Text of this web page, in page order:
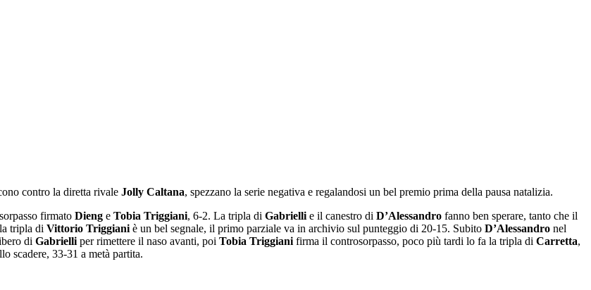
contro la diretta rivale Jolly Caltana, spezzano la serie negativa e regalandosi un bel premio prima della pausa natalizia.
firmato Dieng e Tobia Triggiani, 6-2. La tripla di Gabrielli e il canestro di D’Alessandro fanno ben sperare, tanto che il
tripla di Vittorio Triggiani è un bel segnale, il primo parziale va in archivio sul punteggio di 20-15. Subito D’Alessandro nel
di Gabrielli per rimettere il naso avanti, poi Tobia Triggiani firma il controsorpasso, poco più tardi lo fa la tripla di Carretta,
scadere, 33-31 a metà partita.